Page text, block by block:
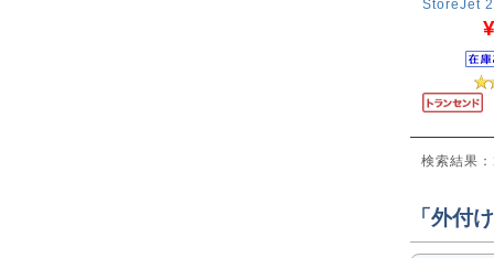
StoreJet
検索結果：
「外付